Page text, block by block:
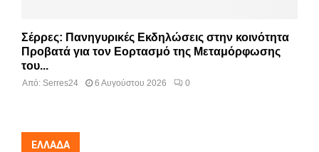
Σέρρες: Πανηγυρικές Εκδηλώσεις στην κοινότητα
Προβατά για τον Εορτασμό της Μεταμόρφωσης
του...
Από: Serres24 6 Αυγούστου 2026 0
ΕΛΛΆΔΑ